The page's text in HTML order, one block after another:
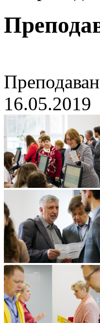
16.05.2019